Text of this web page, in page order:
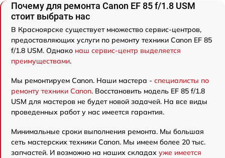
Почему для ремонта Canon EF 85 f/1.8 USM
стоит выбрать нас
В Красноярске существует множество сервис-центров,
предоставляющих услуги по ремонту техники Canon EF 85
f/1.8 USM. Однако наш сервис-центр выделяется
преимуществами.
Мы ремонтируем Canon. Наши мастера - специалисты по
ремонту техники Canon. Восстановить модель EF 85 f/1.8
USM для мастеров не будет новой задачей. На все виды
проведенных работ у нас имеется гарантия.
Минимальные сроки выполнения ремонта. Мы большая
сеть мастерских техники Canon. Мы имеем более 20 тыс.
запчастей. И возможно на наших складах уже имеется